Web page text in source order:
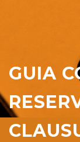
GUIA